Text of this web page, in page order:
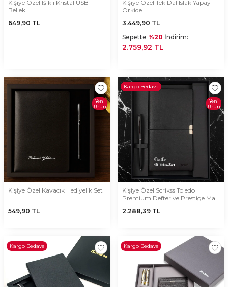
Kişiye Özel Işıklı Kristal USB
Bellek
649,90 TL
Kişiye Özel Tek Dal Islak Yapay
Orkide
3.449,90 TL
Sepette %20 İndirim:
2.759,92 TL
Yeni
Ürün
Kişiye Özel Kavacık Hediyelik Set
549,90 TL
Kargo Bedava
Yeni
Ürün
Kişiye Özel Scrikss Toledo
Premium Defter ve Prestige Mat
Siyah Kalem Seti
2.288,39 TL
Kargo Bedava Kargo Bedava